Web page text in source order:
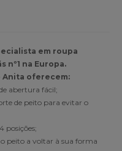
em roupa
nº1 na Europa.
Anita oferecem:
abertura fácil;
de peito para evitar o
posições;
peito a voltar à sua forma